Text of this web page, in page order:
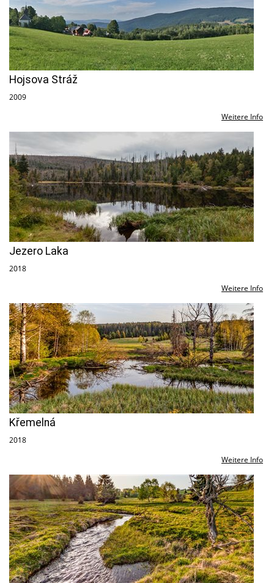
Hojsova Stráž
2009
Weitere Info
Jezero Laka
2018
Weitere Info
Křemelná
2018
Weitere Info